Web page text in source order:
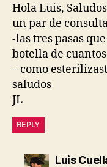
Hola Luis,
un par de
-las tres pasas
botella de
– como
saludos
JL
REPLY
Luis